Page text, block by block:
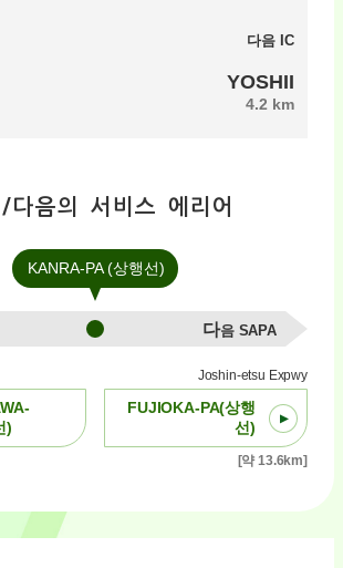
다음 IC
YOSHII
4.2 km
/다음의 서비스 에리어
KANRA-PA (상행선)
다음 SAPA
)
Joshin-etsu Expwy
FUJIOKA-PA(상행
선)
[약 13.6km]